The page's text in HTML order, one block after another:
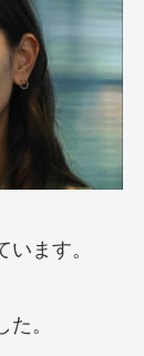
ます。
。